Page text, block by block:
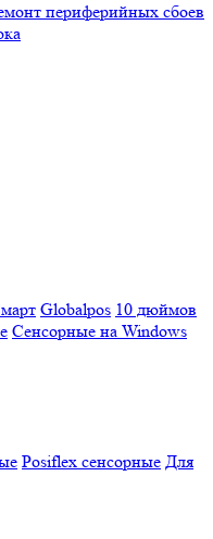
периферийных сбоев
Globalpos 10 дюймов
Сенсорные на Windows
Posiflex сенсорные Для